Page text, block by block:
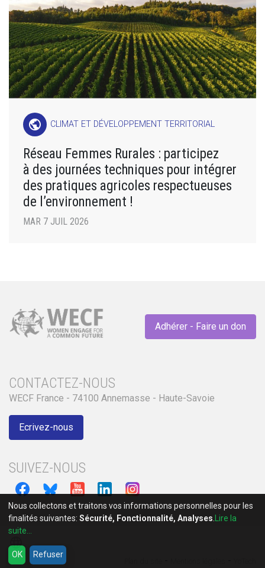
public CLIMAT ET DÉVELOPPEMENT TERRITORIAL
Réseau Femmes Rurales : participez
à des journées techniques pour intégrer
des pratiques agricoles respectueuses
de l’environnement !
MAR 7 JUIL 2026
Adhérer - Faire un don
CONTACTEZ-NOUS
WECF France - 74100 Annemasse - Haute-Savoie
Ecrivez-nous
SUIVEZ-NOUS
language
Nous collectons et traitons vos informations personnelles pour les
finalités suivantes: Sécurité, Fonctionnalité, Analyses
Lire la
suite...
OK Refuser